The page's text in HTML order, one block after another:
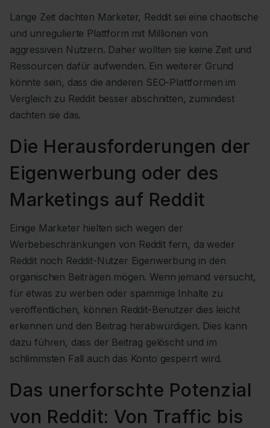
Lange Zeit dachten Marketer, Reddit sei eine chaotische
und unregulierte Plattform mit Millionen von
aggressiven Nutzern. Daher wollten sie keine Zeit und
Ressourcen dafür aufwenden. Ein weiterer Grund
könnte sein, dass die anderen SEO-Plattformen im
Vergleich zu Reddit besser abschnitten, zumindest
dachten sie das.
Die Herausforderungen der
Eigenwerbung oder des
Marketings auf Reddit
Einige Marketer hielten sich wegen der
Werbebeschränkungen von Reddit fern, da weder
Reddit noch Reddit-Nutzer Eigenwerbung in den
organischen Beiträgen mögen. Wenn jemand versucht,
für etwas zu werben oder spammige Inhalte zu
veröffentlichen, können Reddit-Benutzer dies leicht
erkennen und den Beitrag herabwürdigen. Dies kann
dazu führen, dass der Beitrag gelöscht und im
schlimmsten Fall auch das Konto gesperrt wird.
Das unerforschte Potenzial
von Reddit: Von Traffic bis